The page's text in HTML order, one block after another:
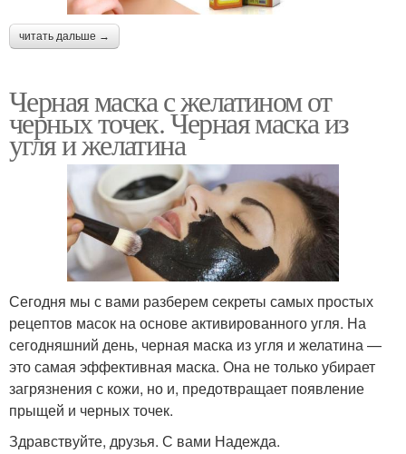
Уголь с косметической
Маска от сальных нитей
читать дальше →
Черная маска с желатином от
черных точек. Черная маска из
угля и желатина
Сегодня мы с вами разберем секреты самых простых
рецептов масок на основе активированного угля. На
сегодняшний день, черная маска из угля и желатина —
это самая эффективная маска. Она не только убирает
загрязнения с кожи, но и, предотвращает появление
прыщей и черных точек.
Здравствуйте, друзья. С вами Надежда.